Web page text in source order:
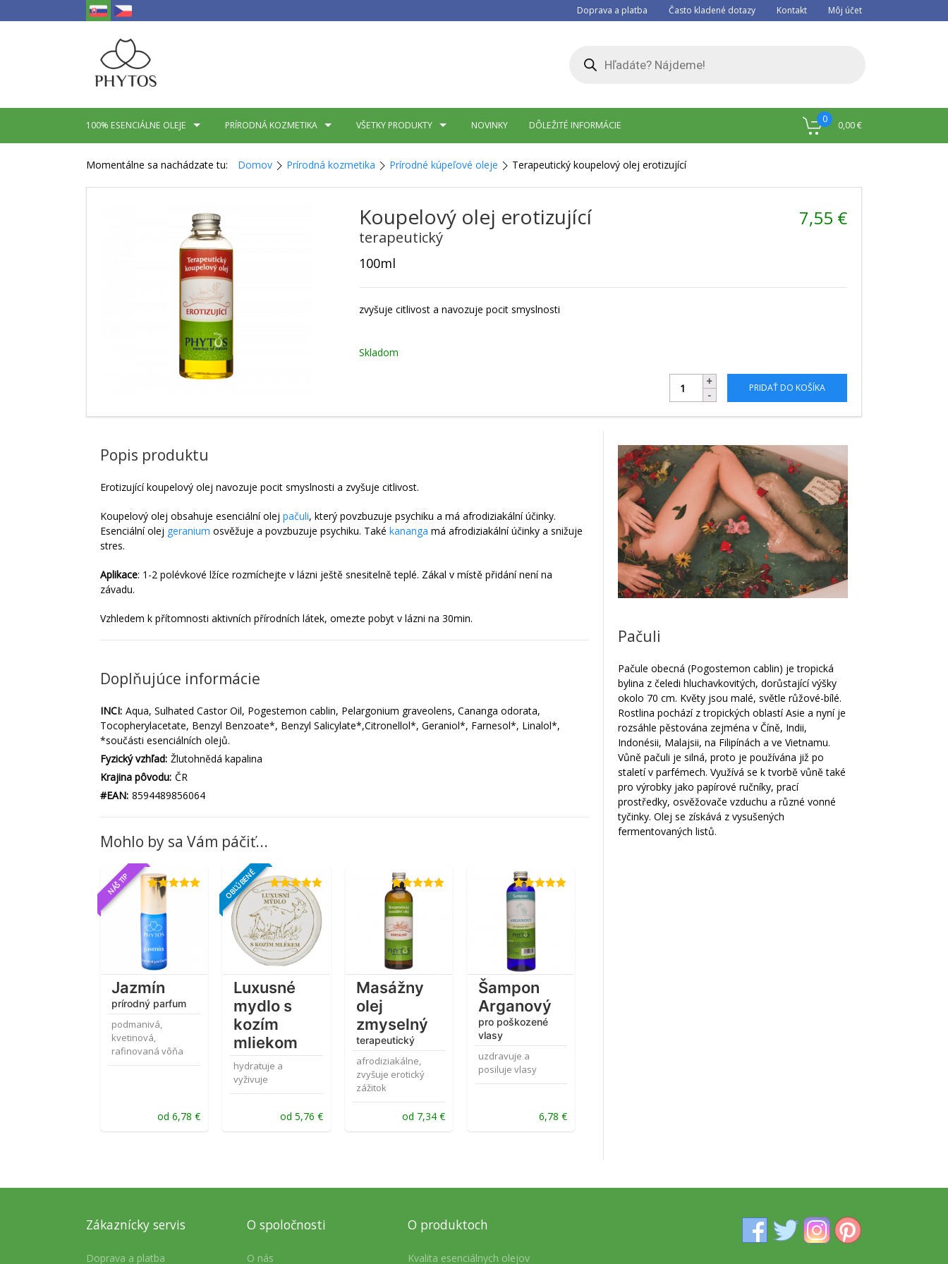
Doprava a platba Často kladené dotazy Kontakt Môj účet
search
100% ESENCIÁLNE OLEJE PRÍRODNÁ KOZMETIKA VŠETKY PRODUKTY NOVINKY DÔLEŽITÉ INFORMÁCIE
0
0,00€
Momentálne sa nachádzate tu: Domov Prírodná kozmetika Prírodné kúpeľové oleje Terapeutický koupelový olej erotizující
Koupelový olej erotizující
terapeutický
100ml
zvyšuje citlivost a navozuje pocit smyslnosti
7,55 €
Skladom
PRIDAŤ DO KOŠÍKA
Popis produktu
Erotizující koupelový olej navozuje pocit smyslnosti a zvyšuje citlivost.
Koupelový olej obsahuje esenciální olej pačuli, který povzbuzuje psychiku a má afrodiziakální účinky.
Esenciální olej geranium osvěžuje a povzbuzuje psychiku. Také kananga má afrodiziakální účinky a snižuje
stres.
Aplikace: 1-2 polévkové lžíce rozmíchejte v lázni ještě snesitelně teplé. Zákal v místě přidání není na
závadu.
Vzhledem k přítomnosti aktivních přírodních látek, omezte pobyt v lázni na 30min.
Doplňujúce informácie
INCI: Aqua, Sulhated Castor Oil, Pogestemon cablin, Pelargonium graveolens, Cananga odorata,
Tocopherylacetate, Benzyl Benzoate*, Benzyl Salicylate*,Citronellol*, Geraniol*, Farnesol*, Linalol*,
*součásti esenciálních olejů.
Fyzický vzhľad: Žlutohnědá kapalina
Krajina pôvodu: ČR
#EAN: 8594489856064
Mohlo by sa Vám páčiť...
NÁŠ TIP
Jazmín
prírodný parfum
podmanivá,
kvetinová,
rafinovaná vôňa
Hodnotenie
od6,78€
OBĽÚBENÉ
Luxusné
mydlo s
kozím
mliekom
hydratuje a
vyživuje
Hodnotenie
5.00
z 5
od 5,76 €
Masážny
olej
zmyselný
terapeutický
afrodiziakálne,
zvyšuje erotický
zážitok
Hodnotenie
5.00
od 7,34 €
Šampon
Arganový
pro poškozené
vlasy
uzdravuje a
posiluje vlasy
Hodnotenie
5.00
6,78€
Pačuli
Pačule obecná (Pogostemon cablin) je tropická
bylina z čeledi hluchavkovitých, dorůstající výšky
okolo 70 cm. Květy jsou malé, světle růžové-bílé.
Rostlina pochází z tropických oblastí Asie a nyní je
rozsáhle pěstována zejména v Číně, Indii,
Indonésii, Malajsii, na Filipínách a ve Vietnamu.
Vůně pačuli je silná, proto je používána již po
staletí v parfémech. Využívá se k tvorbě vůně také
pro výrobky jako papírové ručníky, prací
prostředky, osvěžovače vzduchu a různé vonné
tyčinky. Olej se získává z vysušených
fermentovaných listů.
Zákaznícky servis
Doprava a platba
O spoločnosti
O nás
O produktoch
Kvalita esenciálnych olejov